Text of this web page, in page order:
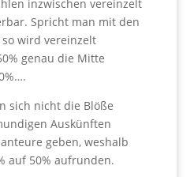
inzwischen vereinzelt
Spricht man mit den
wird vereinzelt
genau die Mitte
sich nicht die Blöße
Auskünften
geben, weshalb
auf 50% aufrunden.